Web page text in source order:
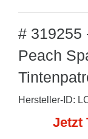
# 319255
Peach
Hersteller-ID:
Jetzt